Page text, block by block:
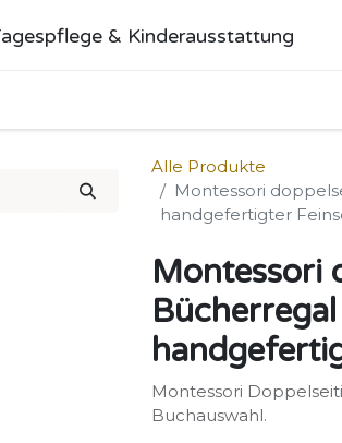
& Kinderausstattung
Alle Produkte
Montessori
handgefertigter
Montessori
Montessori
Buchauswahl.